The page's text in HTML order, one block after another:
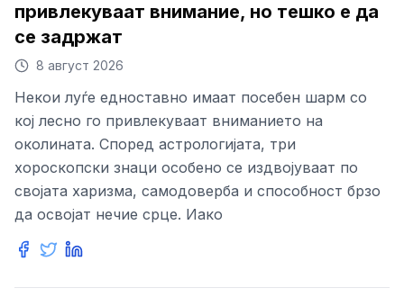
привлекуваат внимание, но тешко е да
се задржат
8 август 2026
Некои луѓе едноставно имаат посебен шарм со
кој лесно го привлекуваат вниманието на
околината. Според астрологијата, три
хороскопски знаци особено се издвојуваат по
својата харизма, самодоверба и способност брзо
да освојат нечие срце. Иако